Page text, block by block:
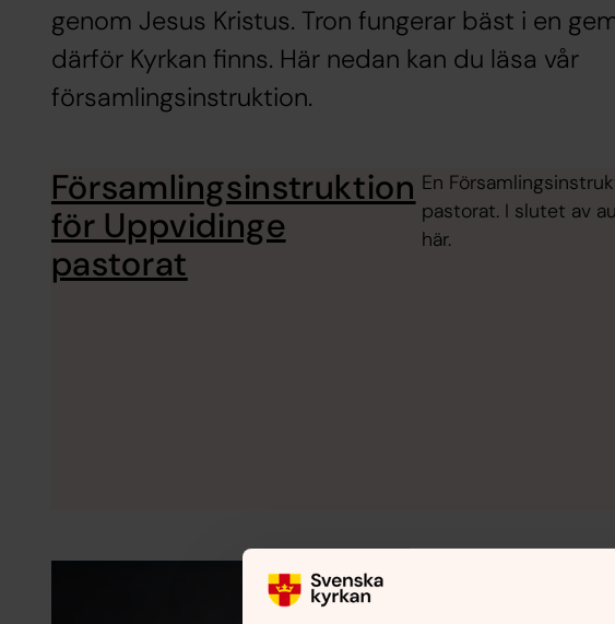
genom Jesus Kristus. Tron fungerar bäst i en
därför Kyrkan finns. Här nedan kan du läsa vår
församlingsinstruktion.
Församlingsinstruktion
för Uppvidinge
pastorat
En
pastorat. I slutet av
här.